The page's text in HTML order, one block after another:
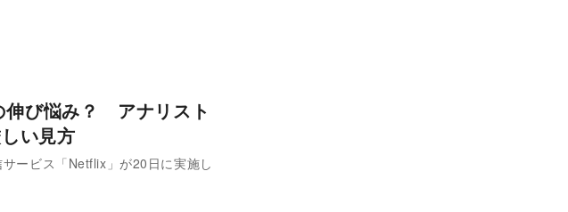
び悩み？ アナリスト
い見方
ービス「Netflix」が20日に実施し